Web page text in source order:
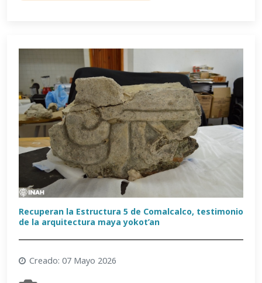
Recuperan la Estructura 5 de Comalcalco, testimonio
de la arquitectura maya yokot’an
Creado: 07 Mayo 2026